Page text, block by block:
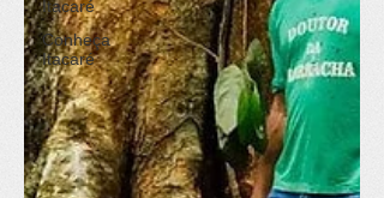
Itacaré
Conheça
Itacaré